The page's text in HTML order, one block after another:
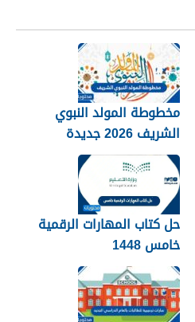
مخطوطة المولد النبوي
الشريف 2026 جديدة
حل كتاب المهارات الرقمية
خامس 1448